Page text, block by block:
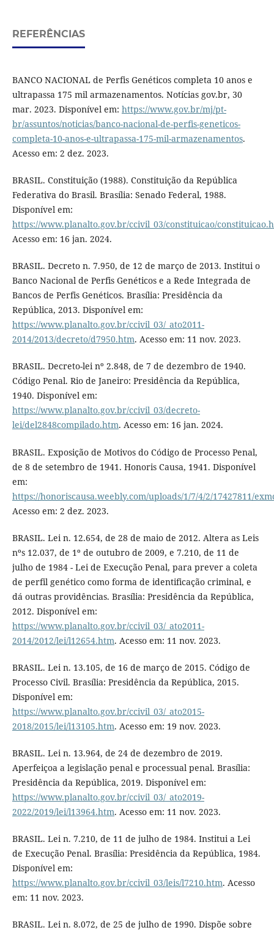
REFERÊNCIAS
BANCO NACIONAL de Perfis Genéticos completa 10 anos e
ultrapassa 175 mil armazenamentos. Notícias gov.br, 30
mar. 2023. Disponível em: https://www.gov.br/mj/pt-
br/assuntos/noticias/banco-nacional-de-perfis-geneticos-
completa-10-anos-e-ultrapassa-175-mil-armazenamentos.
Acesso em: 2 dez. 2023.
BRASIL. Constituição (1988). Constituição da República
Federativa do Brasil. Brasília: Senado Federal, 1988.
Disponível em:
https://www.planalto.gov.br/ccivil_03/constituicao/
Acesso em: 16 jan. 2024.
BRASIL. Decreto n. 7.950, de 12 de março de 2013. Institui o
Banco Nacional de Perfis Genéticos e a Rede Integrada de
Bancos de Perfis Genéticos. Brasília: Presidência da
República, 2013. Disponível em:
https://www.planalto.gov.br/ccivil_03/_ato2011-
2014/2013/decreto/d7950.htm. Acesso em: 11 nov. 2023.
BRASIL. Decreto-lei nº 2.848, de 7 de dezembro de 1940.
Código Penal. Rio de Janeiro: Presidência da República,
1940. Disponível em:
https://www.planalto.gov.br/ccivil_03/decreto-
lei/del2848compilado.htm. Acesso em: 16 jan. 2024.
BRASIL. Exposição de Motivos do Código de Processo Penal,
de 8 de setembro de 1941. Honoris Causa, 1941. Disponível
em:
https://honoriscausa.weebly.com/uploads/1/7/4/2/17427811/
Acesso em: 2 dez. 2023.
BRASIL. Lei n. 12.654, de 28 de maio de 2012. Altera as Leis
nºs 12.037, de 1º de outubro de 2009, e 7.210, de 11 de
julho de 1984 - Lei de Execução Penal, para prever a coleta
de perfil genético como forma de identificação criminal, e
dá outras providências. Brasília: Presidência da República,
2012. Disponível em:
https://www.planalto.gov.br/ccivil_03/_ato2011-
2014/2012/lei/l12654.htm. Acesso em: 11 nov. 2023.
BRASIL. Lei n. 13.105, de 16 de março de 2015. Código de
Processo Civil. Brasília: Presidência da República, 2015.
Disponível em:
https://www.planalto.gov.br/ccivil_03/_ato2015-
2018/2015/lei/l13105.htm. Acesso em: 19 nov. 2023.
BRASIL. Lei n. 13.964, de 24 de dezembro de 2019.
Aperfeiçoa a legislação penal e processual penal. Brasília:
Presidência da República, 2019. Disponível em:
https://www.planalto.gov.br/ccivil_03/_ato2019-
2022/2019/lei/l13964.htm. Acesso em: 11 nov. 2023.
BRASIL. Lei n. 7.210, de 11 de julho de 1984. Institui a Lei
de Execução Penal. Brasília: Presidência da República, 1984.
Disponível em:
https://www.planalto.gov.br/ccivil_03/leis/l7210.htm. Acesso
em: 11 nov. 2023.
BRASIL. Lei n. 8.072, de 25 de julho de 1990. Dispõe sobre